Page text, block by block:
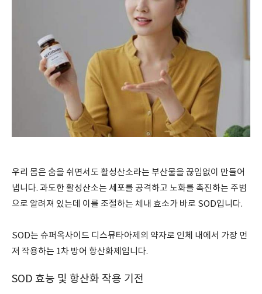
우리 몸은 숨을 쉬면서도 활성산소라는 부산물을 끊임없이 만들어
냅니다. 과도한 활성산소는 세포를 공격하고 노화를 촉진하는 주범
으로 알려져 있는데 이를 조절하는 체내 효소가 바로 SOD입니다.
SOD는 슈퍼옥사이드 디스뮤타아제의 약자로 인체 내에서 가장 먼
저 작용하는 1차 방어 항산화제입니다.
SOD 효능 및 항산화 작용 기전